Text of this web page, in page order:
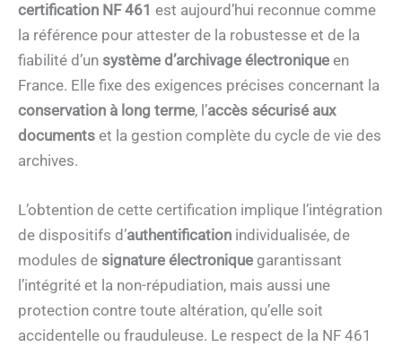
certification NF 461 est aujourd’hui reconnue comme
la référence pour attester de la robustesse et de la
fiabilité d’un système d’archivage électronique en
France. Elle fixe des exigences précises concernant la
conservation à long terme, l’accès sécurisé aux
documents et la gestion complète du cycle de vie des
archives.
L’obtention de cette certification implique l’intégration
de dispositifs d’authentification individualisée, de
modules de signature électronique garantissant
l’intégrité et la non-répudiation, mais aussi une
protection contre toute altération, qu’elle soit
accidentelle ou frauduleuse. Le respect de la NF 461